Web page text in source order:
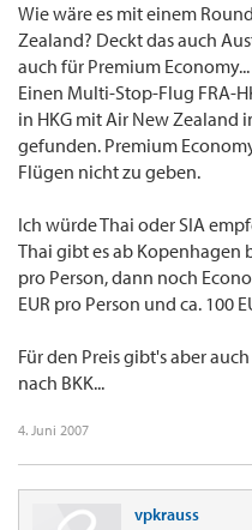
Wie wäre es mit einem
Zealand? Deckt das auch
auch für Premium Economy...
Einen Multi-Stop-Flug FRA-
in HKG mit Air New Zealand
gefunden. Premium
Flügen nicht zu geben.
Ich würde Thai oder SIA
Thai gibt es ab Kopenhagen
pro Person, dann noch
EUR pro Person und ca. 100
Für den Preis gibt's aber
nach BKK...
4. Juni 2007
vpkrauss